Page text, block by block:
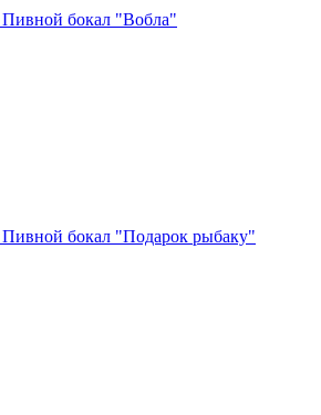
Пивной бокал "Вобла"
Пивной бокал "Подарок рыбаку"